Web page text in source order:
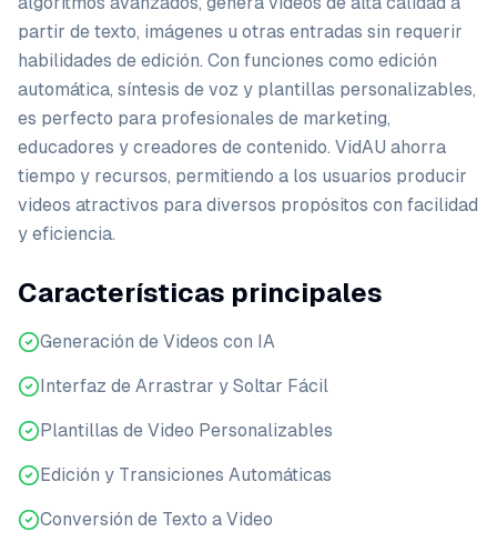
partir de texto, imágenes u otras entradas sin requerir
habilidades de edición. Con funciones como edición
automática, síntesis de voz y plantillas personalizables,
es perfecto para profesionales de marketing,
educadores y creadores de contenido. VidAU ahorra
tiempo y recursos, permitiendo a los usuarios producir
videos atractivos para diversos propósitos con facilidad
y eficiencia.
Características principales
Generación de Videos con IA
Interfaz de Arrastrar y Soltar Fácil
Plantillas de Video Personalizables
Edición y Transiciones Automáticas
Conversión de Texto a Video